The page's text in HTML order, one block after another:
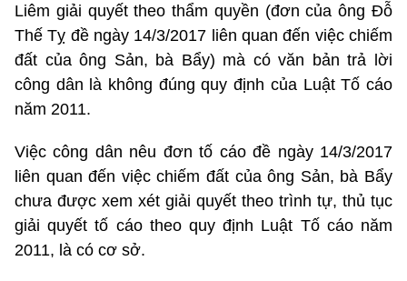
Liêm giải quyết theo thẩm quyền (đơn của ông Đỗ
Thế Tỵ đề ngày 14/3/2017 liên quan đến việc chiếm
đất của ông Sản, bà Bẩy) mà có văn bản trả lời
công dân là không đúng quy định của Luật Tố cáo
năm 2011.
Việc công dân nêu đơn tố cáo đề ngày 14/3/2017
liên quan đến việc chiếm đất của ông Sản, bà Bẩy
chưa được xem xét giải quyết theo trình tự, thủ tục
giải quyết tố cáo theo quy định Luật Tố cáo năm
2011, là có cơ sở.